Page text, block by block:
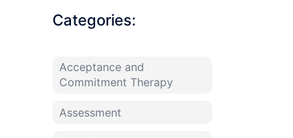
Categories:
Acceptance and
Commitment Therapy
Assessment